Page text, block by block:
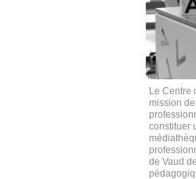
Le Centre
mission
constituer
de Vaud